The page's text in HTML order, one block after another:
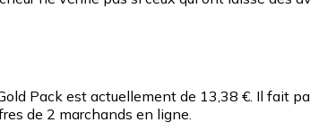
Pack est actuellement de 13,38 €. Il fait
de 2 marchands en ligne.